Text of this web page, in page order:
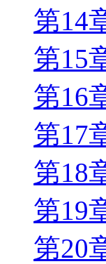
第14
第15
第16
第17
第18
第19
第20